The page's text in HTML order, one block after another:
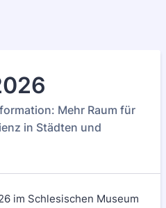
Mehr Raum für
in Städten und
im Schlesischen Museum